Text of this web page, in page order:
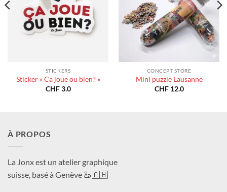
STICKERS
Sticker « Ca joue ou bien? »
CHF3.0
CONCEPT STORE
Mini puzzle Lausanne
CHF12.0
À PROPOS
La Jonx est un atelier graphique
suisse, basé à Genève 🦢🇨🇭